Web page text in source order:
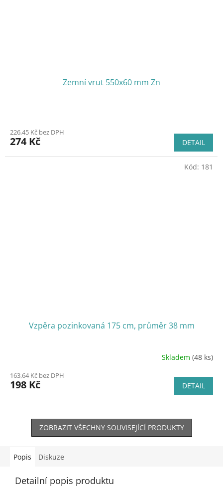
Zemní vrut 550x60 mm Zn
226,45 Kč bez DPH
274 Kč DETAIL
Vzpěra pozinkovaná 175 cm, průměr 38 mm
Skladem (48 ks)
163,64 Kč bez DPH
198 Kč DETAIL
Kód: 181
ZOBRAZIT VŠECHNY SOUVISEJÍCÍ PRODUKTY
Popis Diskuze
Detailní popis produktu